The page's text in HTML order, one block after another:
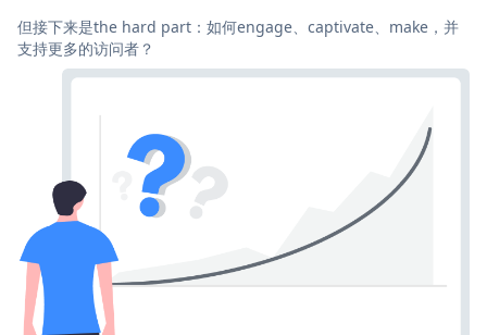
但接下来是the hard part：如何engage、captivate、make，并
支持更多的访问者？